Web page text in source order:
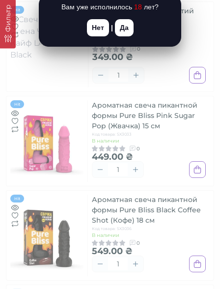
Фильтр Hit
Свеча в виде члена Чистий
Кайф LARGE Black
Код товара: SX1577
В наличии
0
349.00 ₴
Hit
Ароматная свеча пикантной
формы Pure Bliss Pink Sugar
Pop (Жвачка) 15 см
Код товара: SX3033
В наличии
0
449.00 ₴
Hit
Ароматная свеча пикантной
формы Pure Bliss Black Coffee
Shot (Кофе) 18 см
Код товара: SX3036
В наличии
0
549.00 ₴
Вам уже исполнилось 18 лет?
Нет | Да